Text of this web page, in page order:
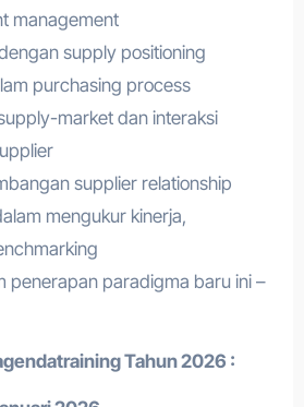
management
supply positioning
purchasing process
market dan interaksi
supplier relationship
mengukur kinerja,
penerapan paradigma baru ini –
gendatrainingTahun 2026 :